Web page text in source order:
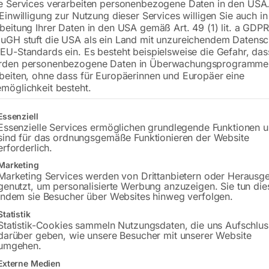
inkl. MwSt. zzgl.Versandkosten
Lieferzeit:ca. 3 – 5 Werktage
Versandkosten Standard (Österreich):€
Bitte beachten Sie: Die Versandkosten
Gerne
Services verarbeiten personenbezogene Daten in den
zur Nutzung dieser Services willigen Sie auch
Ihrer Daten in den USA gemäß Art. 49 (1) lit. a
stuft die USA als ein Land mit unzureichendem
Standards ein. Es besteht beispielsweise die Gefahr,
personenbezogene Daten in
ohne dass für Europäerinnen und Europäer eine
besteht.
eine Liste der Service-Gruppen, für die eine Einwilligung erteilt
Services ermöglichen grundlegende Funktionen
für das ordnungsgemäße Funktionieren der Website
Services werden von Drittanbietern oder
um personalisierte Werbung anzuzeigen. Sie tun
sie Besucher über Websites hinweg verfolgen.
Cookies sammeln Nutzungsdaten, die uns
geben, wie unsere Besucher mit unserer Website
Medien